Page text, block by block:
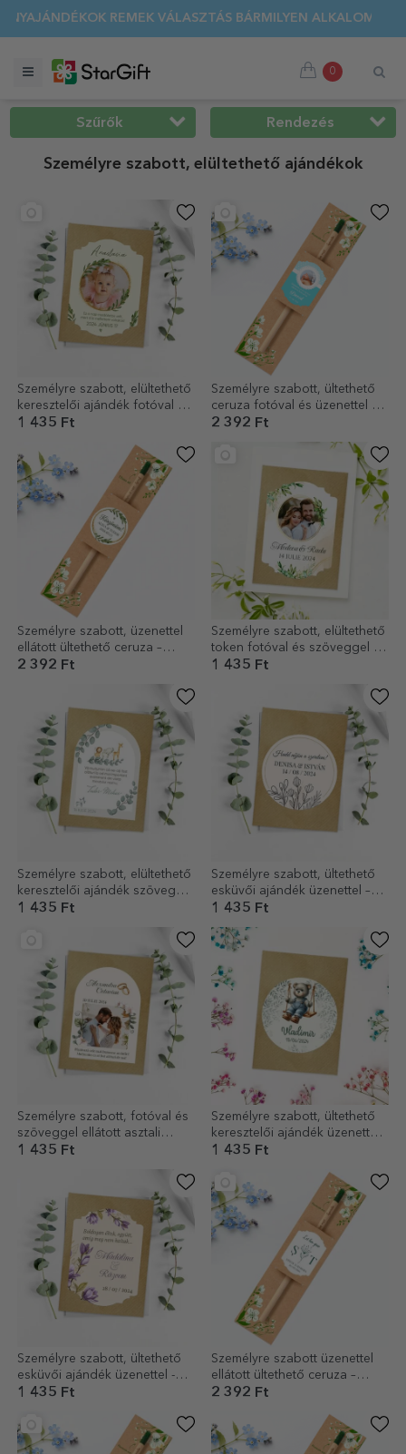
🌴 AKÁR 40%-OS KEDVEZMÉNY TÖBB MINT 100
0
Szűrők Rendezés
Személyre szabott, elültethető ajándékok
Személyre szabott, elültethető
keresztelői ajándék fotóval és
szöveggel
1 435 Ft
Személyre szabott, ültethető
ceruza fotóval és üzenettel –
Keresztelőajándék
2 392 Ft
Személyre szabott, üzenettel
ellátott ültethető ceruza –
Thank you
2 392 Ft
Személyre szabott, elültethető
token fotóval és szöveggel –
Köszönöm!
1 435 Ft
Személyre szabott, elültethető
keresztelői ajándék szöveggel
– Köszönöm
1 435 Ft
Személyre szabott, ültethető
esküvői ajándék üzenettel –
Hadd növekedjen a szerelem!
1 435 Ft
Személyre szabott, fotóval és
szöveggel ellátott asztali
névkártya esküvőre
1 435 Ft
Személyre szabott, ültethető
keresztelői ajándék üzenettel –
Teddy mackók
1 435 Ft
Személyre szabott, ültethető
esküvői ajándék üzenettel -
Lila virágok
1 435 Ft
Személyre szabott üzenettel
ellátott ültethető ceruza –
Esküvői ajándék
2 392 Ft